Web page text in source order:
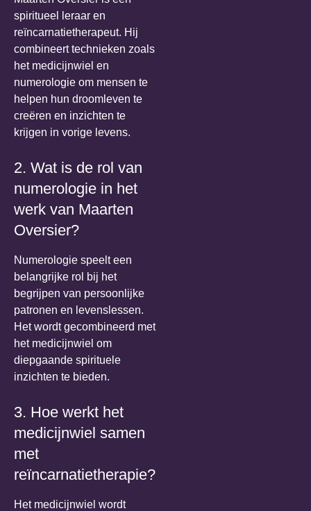
spiritueel leraar en
reïncarnatietherapeut. Hij
combineert technieken zoals
het medicijnwiel en
numerologie om mensen te
helpen hun droomleven te
creëren en inzichten te
krijgen in vorige levens.
2. Wat is de rol van
numerologie in het
werk van Maarten
Oversier?
Numerologie speelt een
belangrijke rol bij het
begrijpen van persoonlijke
patronen en levenslessen.
Het wordt gecombineerd met
het medicijnwiel om
diepgaande spirituele
inzichten te bieden.
3. Hoe werkt het
medicijnwiel samen
met
reïncarnatietherapie?
Het medicijnwiel wordt